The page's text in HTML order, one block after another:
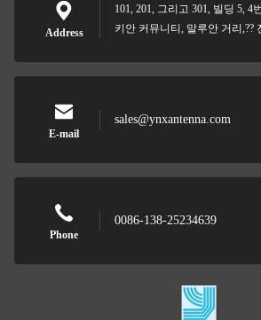
Address
101, 201, 그리고 301, 빌딩 5, 4
키안 커뮤니티, 말루안 거리,??
E-mail
sales@ynxantenna.com
Phone
0086-138-25234639